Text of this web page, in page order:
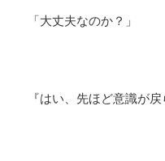
「大丈夫なのか？」
『はい、先ほど意識が戻